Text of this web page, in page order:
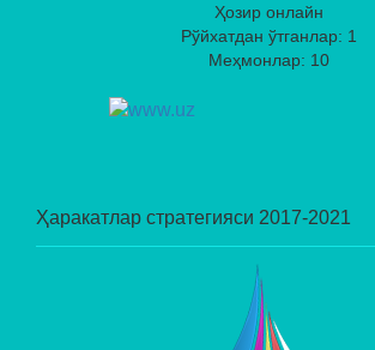
Ҳозир онлайн
Рўйхатдан ўтганлар: 1
Меҳмонлар: 10
Ҳаракатлар стратегияси 2017-2021